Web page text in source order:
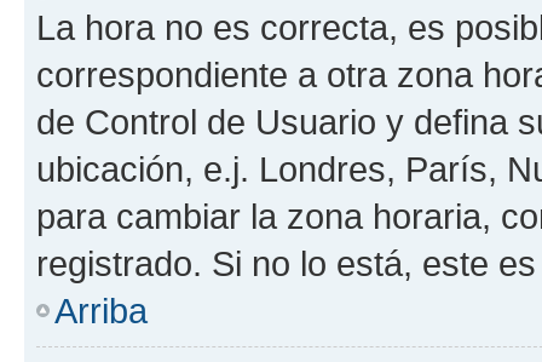
La hora no es correcta, es
correspondiente a otra zona
de Control de Usuario y defina
ubicación, e.j. Londres, París,
para cambiar la zona horaria,
registrado. Si no lo está, este
Arriba